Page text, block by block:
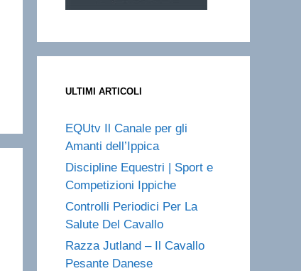
ULTIMI ARTICOLI
EQUtv Il Canale per gli
Amanti dell’Ippica
Discipline Equestri | Sport e
Competizioni Ippiche
Controlli Periodici Per La
Salute Del Cavallo
Razza Jutland – Il Cavallo
Pesante Danese